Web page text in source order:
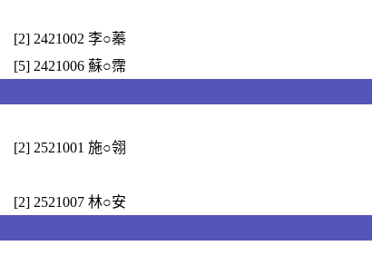
[2] 2421002 李○蓁
[5] 2421006 蘇○霈
[2] 2521001 施○翎
[2] 2521007 林○安